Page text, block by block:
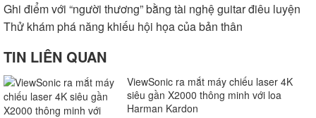
Ghi điểm với “người thương” bằng tài nghệ guitar điêu luyện
Thử khám phá năng khiếu hội họa của bản thân
TIN LIÊN QUAN
ViewSonic ra mắt máy chiếu laser 4K
siêu gần X2000 thông minh với loa
Harman Kardon